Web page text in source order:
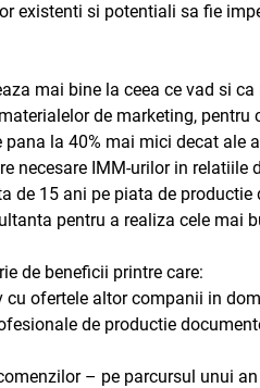
existenti si potentiali sa fie
mai bine la ceea ce vad si
de marketing,
la 40% mai mici decat
necesare IMM-urilor in
de 15 ani pe piata de
pentru a realiza cele mai
de beneficii printre care:
ofertele altor companii in
de productie
– pe parcursul unui